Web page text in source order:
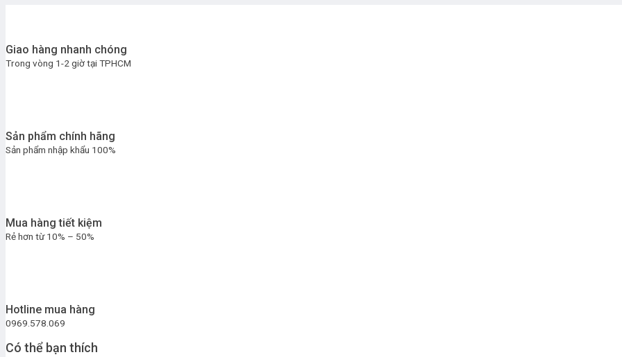
Giao hàng nhanh chóng
Trong vòng 1-2 giờ tại TPHCM
Sản phẩm chính hãng
Sản phẩm nhập khẩu 100%
Mua hàng tiết kiệm
Rẻ hơn từ 10% – 50%
Hotline mua hàng
0969.578.069
Có thể bạn thích